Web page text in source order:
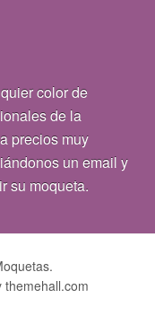
color de
de la
precios muy
un email y
su moqueta.
themehall.com